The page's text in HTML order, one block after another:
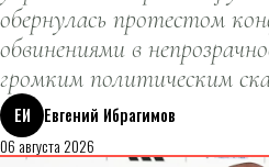
обернулась протестом
обвинениями в
громким политическим
ЕИ
Евгений Ибрагимов
06 августа 2026